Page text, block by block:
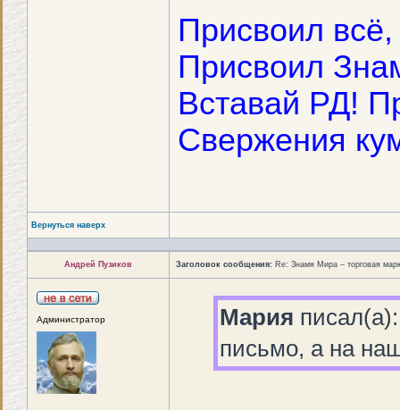
Присвоил всё,
Присвоил
Вставай РД!
Свержения
Вернуться наверх
Андрей Пузиков Заголовок сообщения: Re: Знамя Мира – торговая
Администратор Мария
письмо, а на